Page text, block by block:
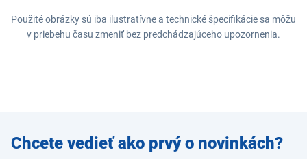
Použité obrázky sú iba ilustratívne a technické špecifikácie sa môžu
v priebehu času zmeniť bez predchádzajúceho upozornenia.
Zadajte
e-mail
Chcete vedieť ako prvý o novinkách?